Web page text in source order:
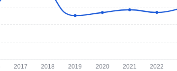
2017 2018 2019 2020 2021 2022